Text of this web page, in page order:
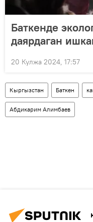
Баткенде
даярдаган
20 Кулжа 2024, 17:57
Кыргызстан Баткен
Абдикарим Алимбаев